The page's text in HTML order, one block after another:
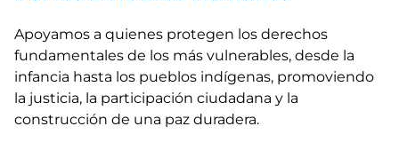
Apoyamos a quienes protegen los derechos
fundamentales de los más vulnerables, desde la
infancia hasta los pueblos indígenas, promoviendo
la justicia, la participación ciudadana y la
construcción de una paz duradera.